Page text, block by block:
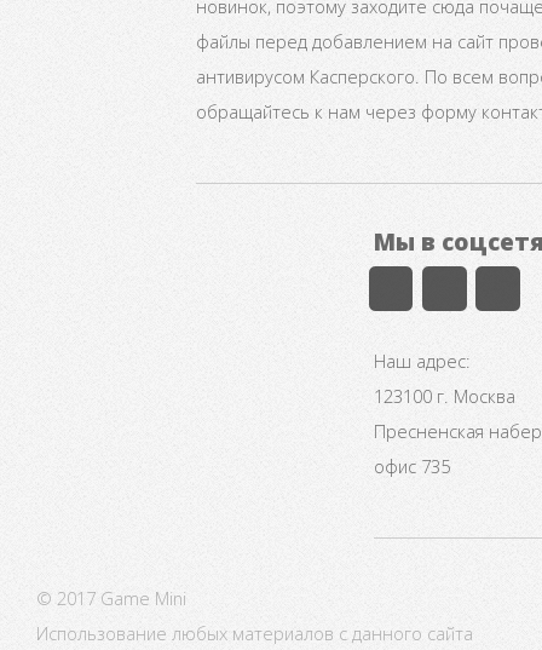
новинок, поэтому заходите сюда
файлы перед добавлением на сайт
антивирусом Касперского. По всем
обращайтесь к нам через форму
Мы в
Наш адрес:
123100 г. Москва
Пресненская
офис 735
© 2017 Game Mini
Использование любых материалов с данного сайта